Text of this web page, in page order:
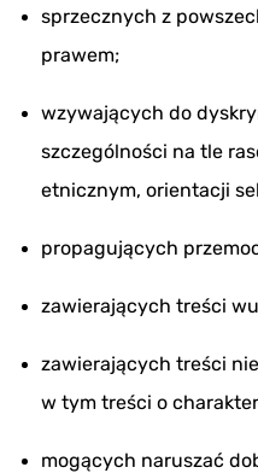
sprzecznych z
prawem;
wzywających do
szczególności na tle
etnicznym, orientacji
propagujących
zawierających treści
zawierających treści
w tym treści o
mogących naruszać